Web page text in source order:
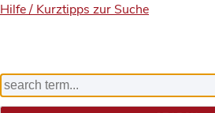
Hilfe / Kurztipps zur Suche